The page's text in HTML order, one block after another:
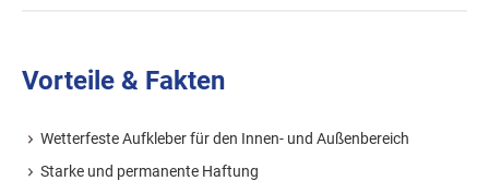
Vorteile & Fakten
Wetterfeste Aufkleber für den Innen- und Außenbereich
Starke und permanente Haftung